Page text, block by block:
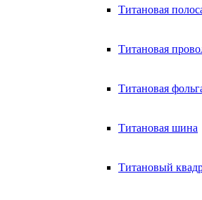
Титановая
Титановая
Титановая
Титановая шина
Титановый